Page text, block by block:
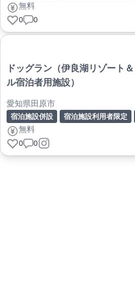
無料
0 0
ドッグラン（伊良湖リゾート
ル宿泊者用施設）
愛知県田原市
宿泊施設併設 宿泊施設利用者限定
無料
0 0